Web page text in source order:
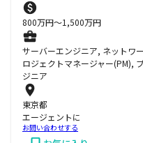
800万円〜1,500万円
サーバーエンジニア, ネットワ
ロジェクトマネージャー(PM),
ジニア
東京都
エージェントに
お問い合わせする